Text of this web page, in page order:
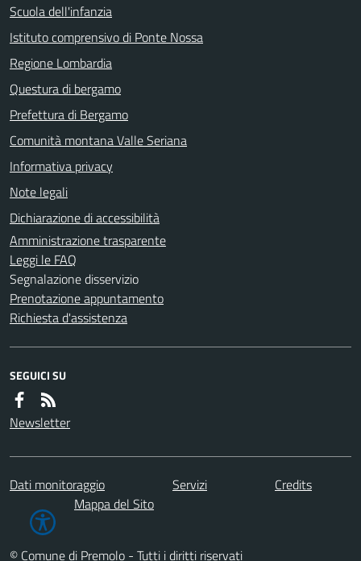
Scuola dell'infanzia
Istituto comprensivo di Ponte Nossa
Regione Lombardia
Questura di bergamo
Prefettura di Bergamo
Comunità montana Valle Seriana
Informativa privacy
Note legali
Dichiarazione di accessibilità
Amministrazione trasparente
Leggi le FAQ
Segnalazione disservizio
Prenotazione appuntamento
Richiesta d'assistenza
SEGUICI SU
Newsletter
Dati monitoraggio Servizi
Credits
Mappa del Sito
© Comune di Premolo - Tutti i diritti riservati